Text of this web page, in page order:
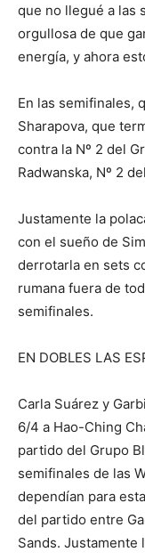
que no llegué a las
orgullosa de que
energía, y ahora
En las semifinales,
Sharapova, que
contra la Nº 2 del
Radwanska, Nº 2
Justamente la
con el sueño de
derrotarla en sets
rumana fuera de
semifinales.
EN DOBLES LAS
Carla Suárez y
6/4 a Hao-Ching
partido del Grupo
semifinales de las
dependían para
del partido entre
Sands. Justamente